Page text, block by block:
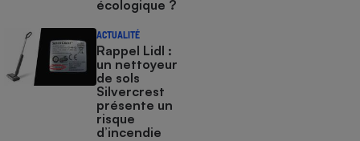
écologique ?
ACTUALITÉ
Rappel Lidl :
un nettoyeur
de sols
Silvercrest
présente un
risque
d’incendie